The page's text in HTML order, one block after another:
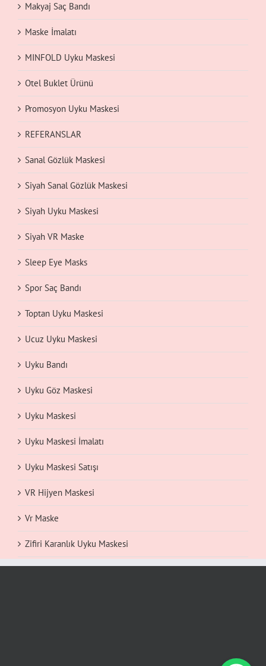
Makyaj Saç Bandı
Maske İmalatı
MINFOLD Uyku Maskesi
Otel Buklet Ürünü
Promosyon Uyku Maskesi
REFERANSLAR
Sanal Gözlük Maskesi
Siyah Sanal Gözlük Maskesi
Siyah Uyku Maskesi
Siyah VR Maske
Sleep Eye Masks
Spor Saç Bandı
Toptan Uyku Maskesi
Ucuz Uyku Maskesi
Uyku Bandı
Uyku Göz Maskesi
Uyku Maskesi
Uyku Maskesi İmalatı
Uyku Maskesi Satışı
VR Hijyen Maskesi
Vr Maske
Zifiri Karanlık Uyku Maskesi